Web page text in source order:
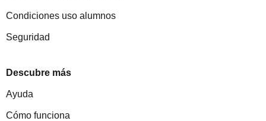
Condiciones uso alumnos
Seguridad
Descubre más
Ayuda
Cómo funciona